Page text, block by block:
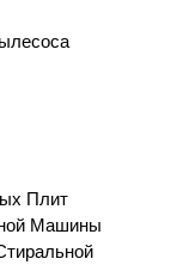
Плит
Машины